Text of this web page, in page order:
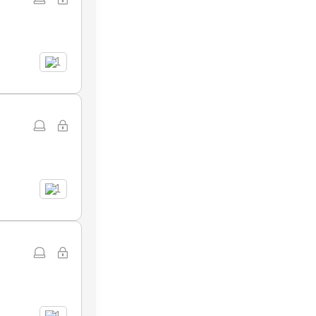
1
1